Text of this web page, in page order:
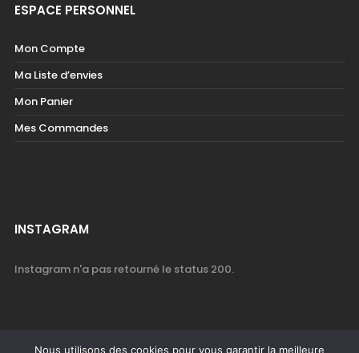
ESPACE PERSONNEL
Mon Compte
Ma Liste d’envies
Mon Panier
Mes Commandes
INSTAGRAM
Instagram n'a pas retourné le status 200.
Nous utilisons des cookies pour vous garantir la meilleure